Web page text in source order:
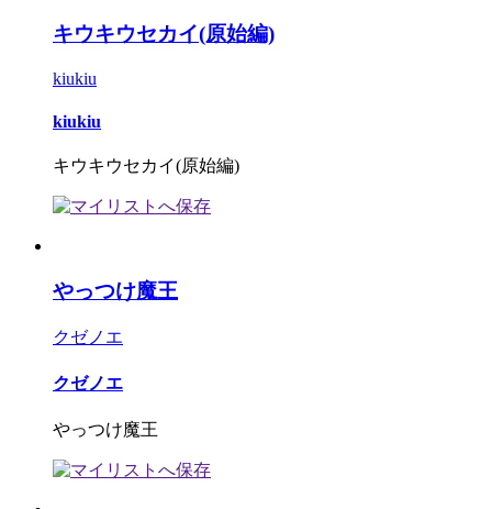
キウキウセカイ(原始編)
kiukiu
kiukiu
キウキウセカイ(原始編)
やっつけ魔王
クゼノエ
クゼノエ
やっつけ魔王